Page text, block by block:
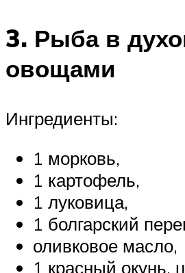
3. Рыба в
овощами
Ингредиенты:
1 морковь,
1 картофель,
1 луковица,
1 болгарский
оливковое масло,
1 красный окунь,